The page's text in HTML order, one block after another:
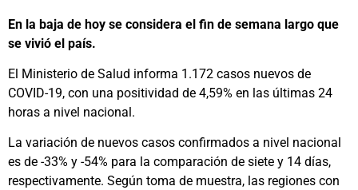
En la baja de hoy se considera el fin de semana largo que
se vivió el país.
El Ministerio de Salud informa 1.172 casos nuevos de
COVID-19, con una positividad de 4,59% en las últimas 24
horas a nivel nacional.
La variación de nuevos casos confirmados a nivel nacional
es de -33% y -54% para la comparación de siete y 14 días,
respectivamente. Según toma de muestra, las regiones con